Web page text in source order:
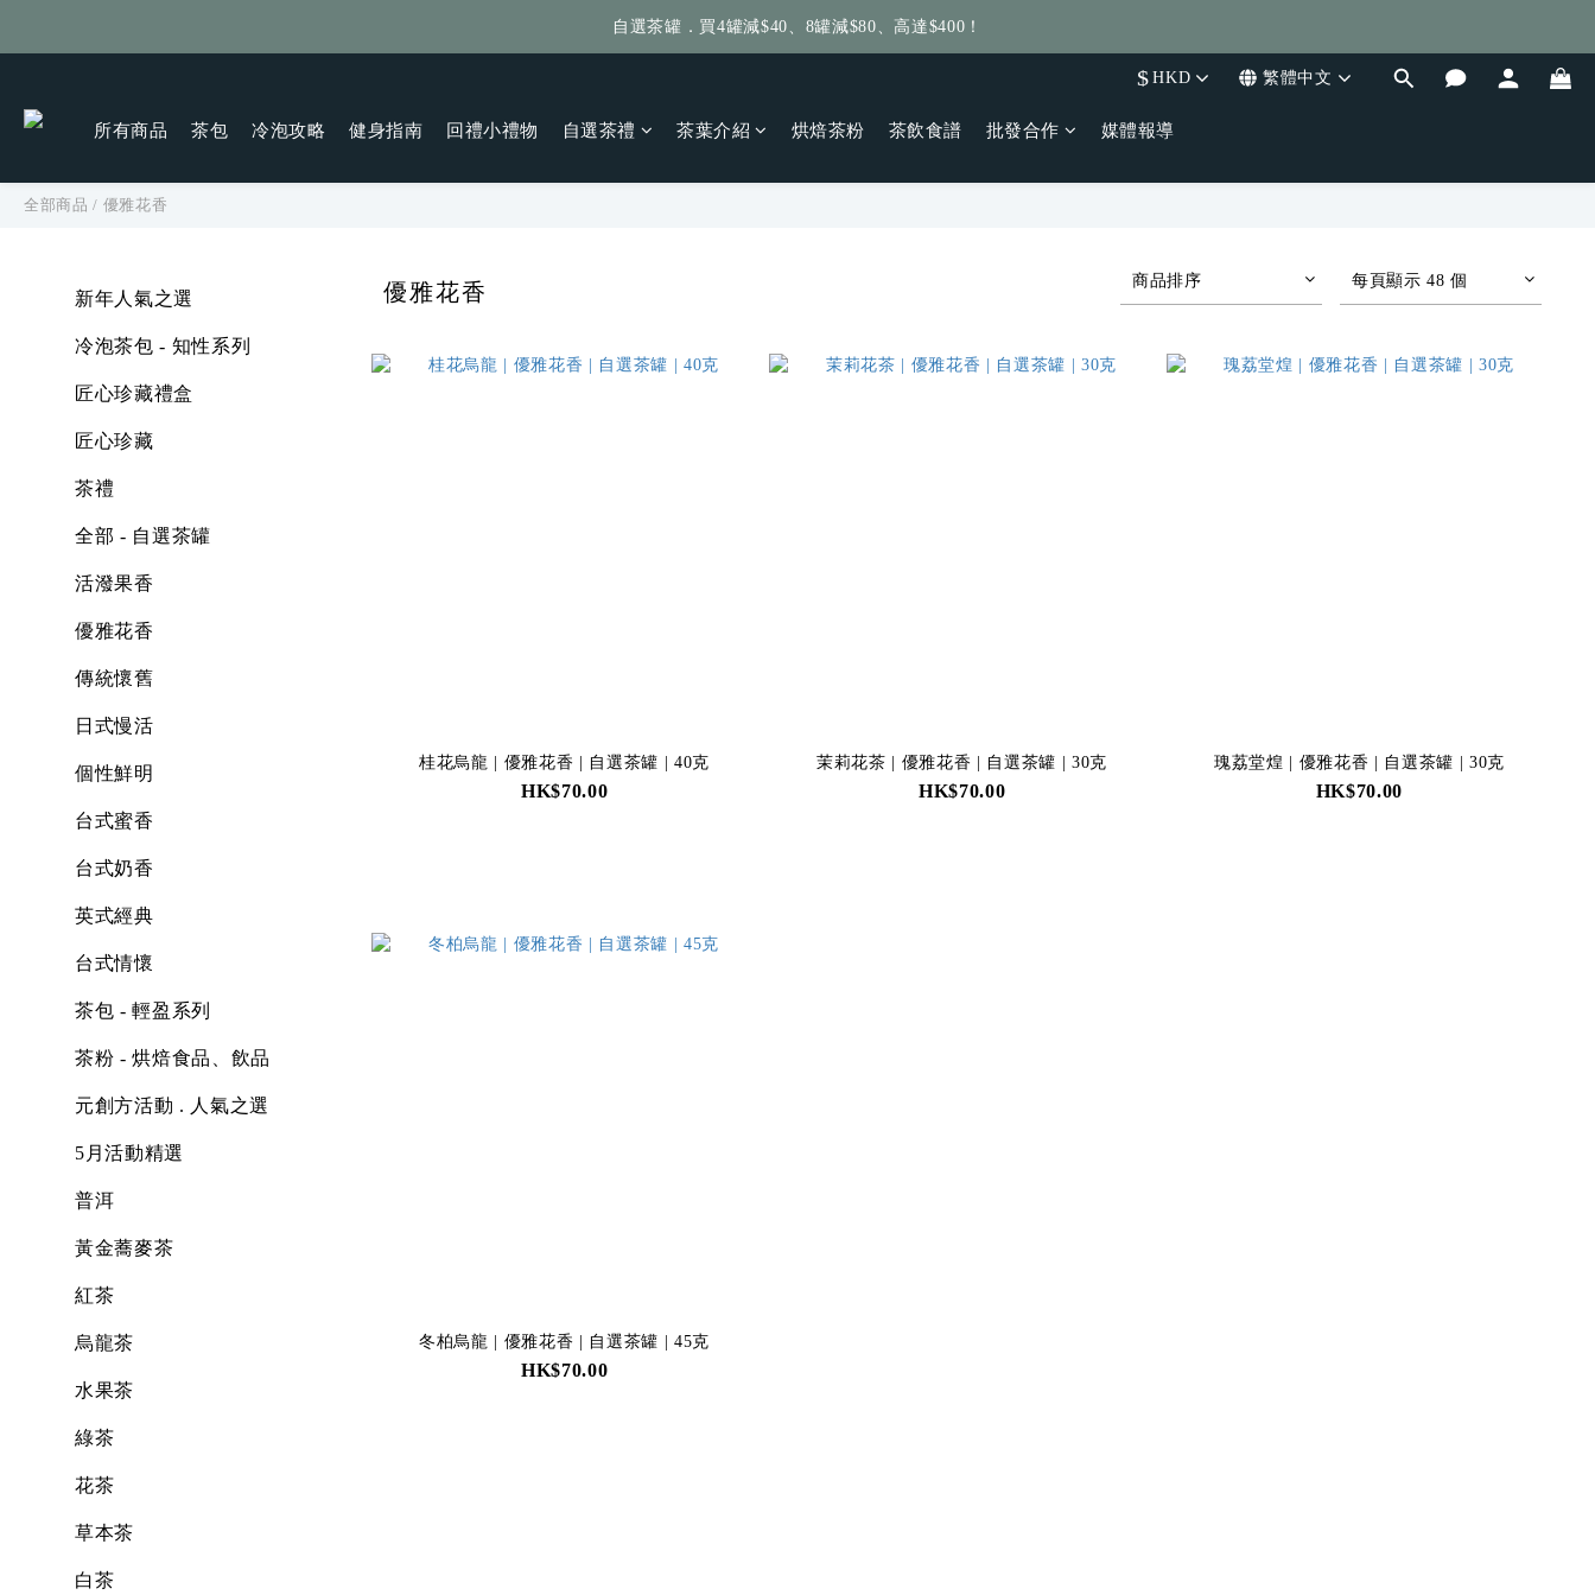
給個訂單好評，立即送你 $5 購物金！
自選茶罐．買4罐減$40、8罐減$80、高達$400！
$ HKD 繁體中文
所有商品 茶包 冷泡攻略 健身指南 回禮小禮物 自選茶禮 茶葉介紹 烘焙茶粉 茶飲食譜 批發合作 媒體報導
全部商品 / 優雅花香
新年人氣之選
冷泡茶包 - 知性系列
匠心珍藏禮盒
匠心珍藏
茶禮
全部 - 自選茶罐
活潑果香
優雅花香
傳統懷舊
日式慢活
個性鮮明
台式蜜香
台式奶香
英式經典
台式情懷
茶包 - 輕盈系列
茶粉 - 烘焙食品、飲品
元創方活動 . 人氣之選
5月活動精選
普洱
黃金蕎麥茶
紅茶
烏龍茶
水果茶
綠茶
花茶
草本茶
白茶
優雅花香 商品排序 每頁顯示 48 個
桂花烏龍 | 優雅花香 | 自選茶罐 | 40克
HK$70.00
茉莉花茶 | 優雅花香 | 自選茶罐 | 30克
HK$70.00
瑰荔堂煌 | 優雅花香 | 自選茶罐 | 30克
HK$70.00
冬柏烏龍 | 優雅花香 | 自選茶罐 | 45克
HK$70.00